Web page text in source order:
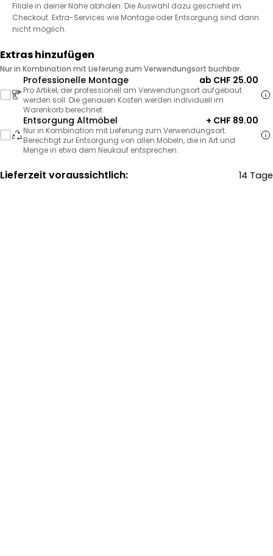
Filiale in deiner Nähe abholen. Die Auswahl dazu geschieht im
Checkout. Extra-Services wie Montage oder Entsorgung sind dann
nicht möglich.
Extras hinzufügen
Nur in Kombination mit Lieferung zum Verwendungsort buchbar.
Professionelle Montage ab CHF 25.00
Pro Artikel, der professionell am Verwendungsort aufgebaut
werden soll. Die genauen Kosten werden individuell im
Warenkorb berechnet.
Entsorgung Altmöbel + CHF 89.00
Nur in Kombination mit Lieferung zum Verwendungsort.
Berechtigt zur Entsorgung von allen Möbeln, die in Art und
Menge in etwa dem Neukauf entsprechen.
Lieferzeit voraussichtlich: 14 Tage